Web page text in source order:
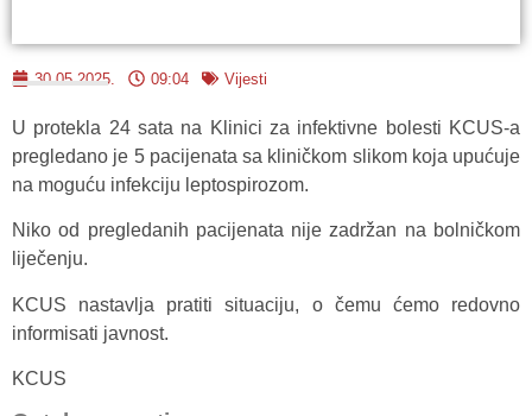
30.05.2025. 09:04 Vijesti
U protekla 24 sata na Klinici za infektivne bolesti KCUS-a
pregledano je 5 pacijenata sa kliničkom slikom koja upućuje
na moguću infekciju leptospirozom.
Niko od pregledanih pacijenata nije zadržan na bolničkom
liječenju.
KCUS nastavlja pratiti situaciju, o čemu ćemo redovno
informisati javnost.
KCUS